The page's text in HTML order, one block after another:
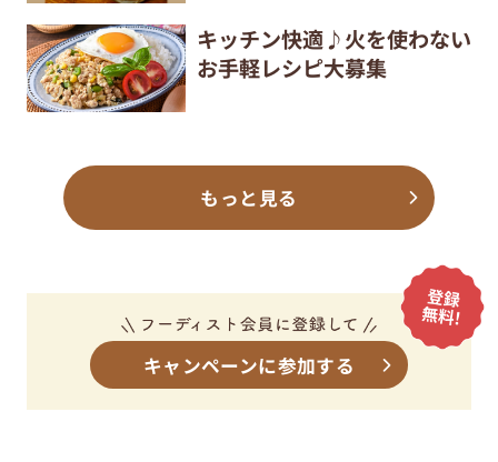
キッチン快適♪火を使わない
お手軽レシピ大募集
もっと見る
キャンペーンに参加する